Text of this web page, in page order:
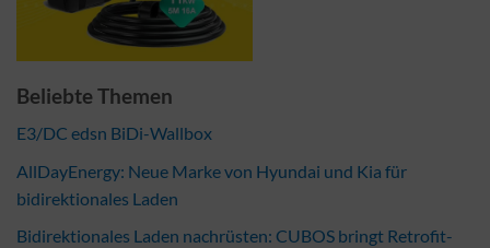
Beliebte Themen
E3/DC edsn BiDi-Wallbox
AllDayEnergy: Neue Marke von Hyundai und Kia für
bidirektionales Laden
Bidirektionales Laden nachrüsten: CUBOS bringt Retrofit-